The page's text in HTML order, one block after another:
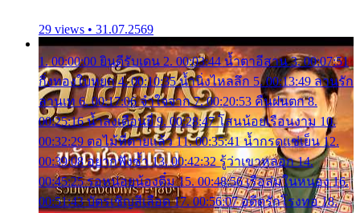
29 views • 31.07.2569
1. 00:00:00 ยินดีรับเดน 2. 00:03:44 น้ำตาอีสาน 3. 00:07:51
กิ่งทองใบหยก 4. 00:10:35 น้ำนิ่งไหลลึก 5. 00:13:49 ลานรัก
ลานเท 6. 00:17:06 จำใจจาก 7. 00:20:53 คืนฝนตก 8.
00:25:16 น้ำลงเดือนยี่ 9. 00:28:47 โสนน้อยเรือนงาม 10.
00:32:29 ตอไม้ที่ตายแล้ว 11. 00:35:41 น้ำกรดแช่เย็น 12.
00:39:08 อยากฟังซ้ำ 13. 00:42:32 รู้ว่าเขาหลอก 14.
00:45:25 รอหน่อยน้องติ๋ม 15. 00:48:56 เรือล่มในหนอง 16.
00:51:43 บัตรเชิญสีเลือด 17. 00:56:07 อดีตรักโรงทอ 18.